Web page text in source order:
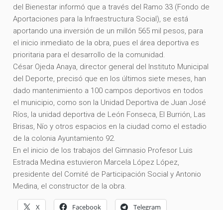
del Bienestar informó que a través del Ramo 33 (Fondo de
Aportaciones para la Infraestructura Social), se está
aportando una inversión de un millón 565 mil pesos, para
el inicio inmediato de la obra, pues el área deportiva es
prioritaria para el desarrollo de la comunidad.
César Ojeda Anaya, director general del Instituto Municipal
del Deporte, precisó que en los últimos siete meses, han
dado mantenimiento a 100 campos deportivos en todos
el municipio, como son la Unidad Deportiva de Juan José
Ríos, la unidad deportiva de León Fonseca, El Burrión, Las
Brisas, Nío y otros espacios en la ciudad como el estadio
de la colonia Ayuntamiento 92.
En el inicio de los trabajos del Gimnasio Profesor Luis
Estrada Medina estuvieron Marcela López López,
presidente del Comité de Participación Social y Antonio
Medina, el constructor de la obra.
X Facebook Telegram